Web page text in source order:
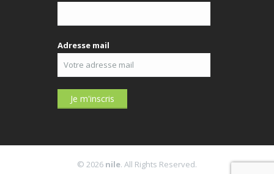
Adresse mail
© 2026 nile. All Rights Reserved.